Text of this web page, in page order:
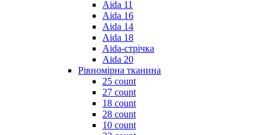
Aida 11
Aida 16
Aida 14
Aida 18
Aida-стрічка
Aida 20
Рівномірна тканина
25 count
27 count
18 count
28 count
10 count